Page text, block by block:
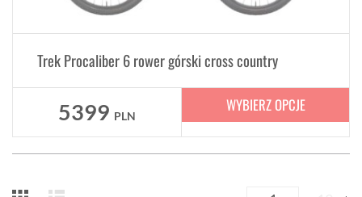
Trek Procaliber 6 rower górski cross country
5399 PLN
WYBIERZ OPCJE